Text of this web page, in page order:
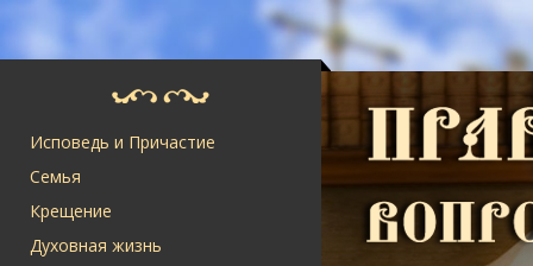
Исповедь и Причастие
Семья
Крещение
Духовная жизнь